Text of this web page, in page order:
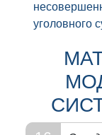
уголовного